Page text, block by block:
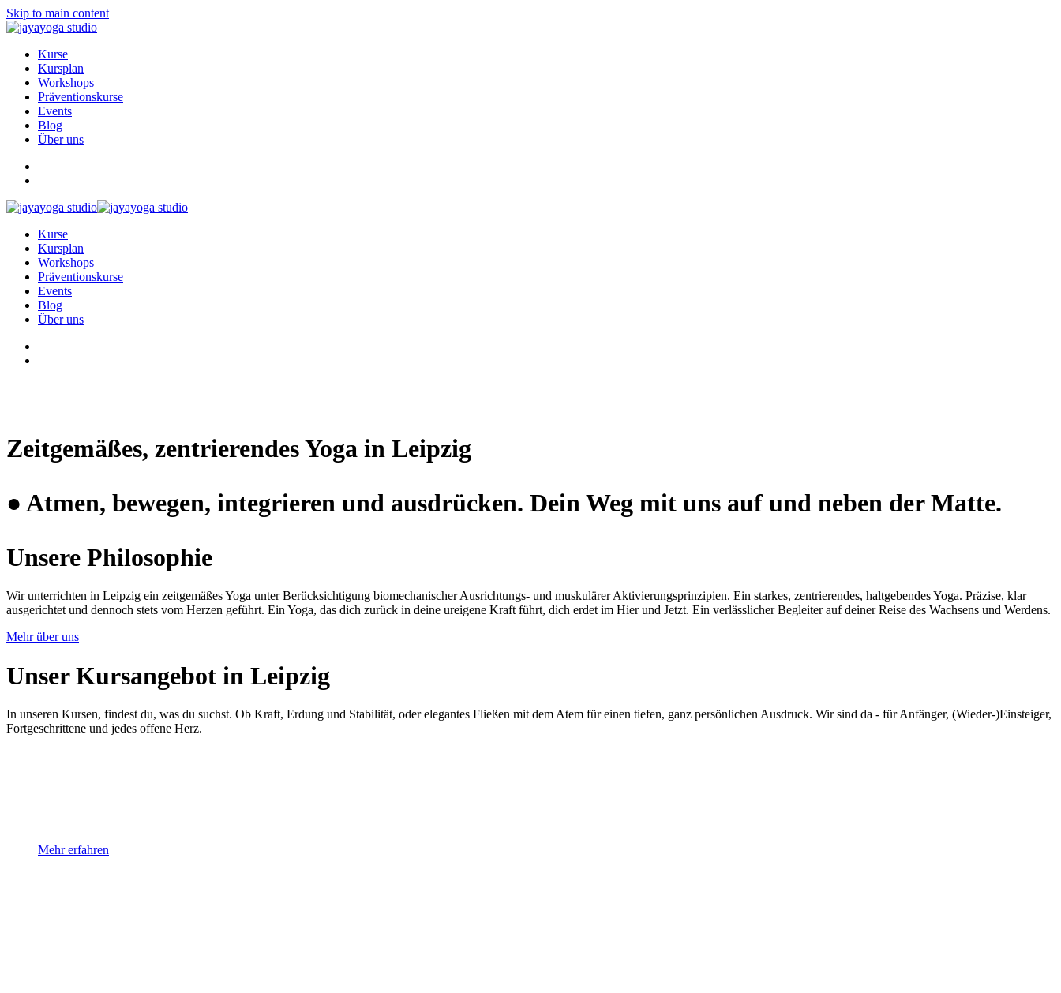
Skip to main content
Kurse
Kursplan
Workshops
Präventionskurse
Events
Blog
Über uns
Kurse
Kursplan
Workshops
Präventionskurse
Events
Blog
Über uns
Zeitgemäßes, zentrierendes Yoga in Leipzig
● Atmen, bewegen, integrieren und ausdrücken. Dein Weg mit uns auf und neben der Matte.
Unsere Philosophie
Wir unterrichten in Leipzig ein zeitgemäßes Yoga unter Berücksichtigung biomechanischer Ausrichtungs- und muskulärer Aktivierungsprinzipien. Ein starkes, zentrierendes, haltgebendes Yoga. Präzise, klar
ausgerichtet und dennoch stets vom Herzen geführt. Ein Yoga, das dich zurück in deine ureigene Kraft führt, dich erdet im Hier und Jetzt. Ein verlässlicher Begleiter auf deiner Reise des Wachsens und Werdens.
Mehr über uns
Unser Kursangebot in Leipzig
In unseren Kursen, findest du, was du suchst. Ob Kraft, Erdung und Stabilität, oder elegantes Fließen mit dem Atem für einen tiefen, ganz persönlichen Ausdruck. Wir sind da - für Anfänger, (Wieder-)Einsteiger,
Fortgeschrittene und jedes offene Herz.
Mehr erfahren